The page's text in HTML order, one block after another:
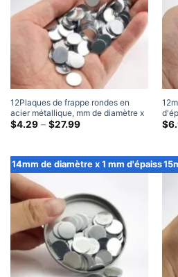
12Plaques de frappe rondes en
acier métallique, mm de diamètre x
1 mm d'épaisseur
$4.29 – $27.99Gamme
à
travers
$
14mm de diamètre x 1 mm d'épaisseur